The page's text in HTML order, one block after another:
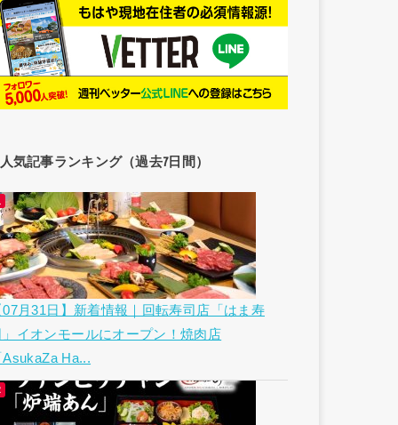
人気記事ランキング（過去7日間）
07月31日】新着情報｜回転寿司店「はま寿
」イオンモールにオープン！焼肉店
AsukaZa Ha...